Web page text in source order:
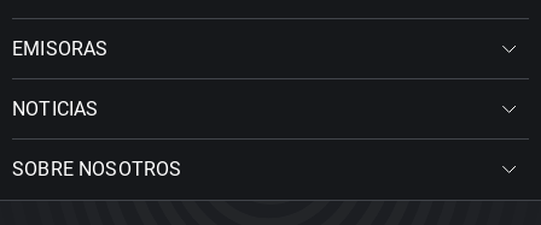
EMISORAS
NOTICIAS
SOBRE NOSOTROS